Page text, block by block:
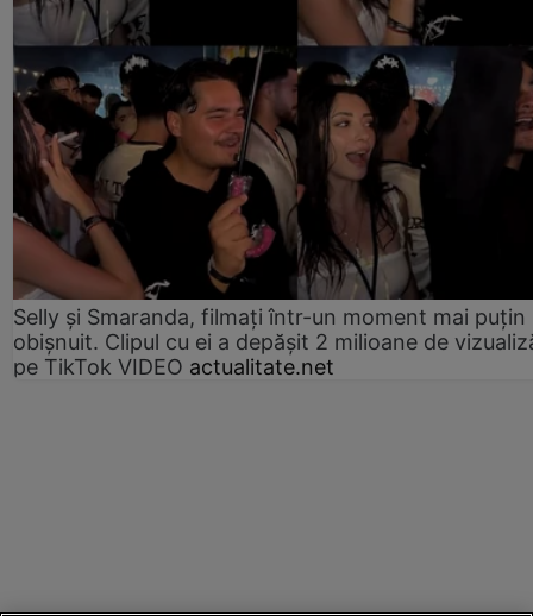
Selly și Smaranda, filmați într-un moment mai puțin
obișnuit. Clipul cu ei a depășit 2 milioane de
pe TikTok VIDEO actualitate.net